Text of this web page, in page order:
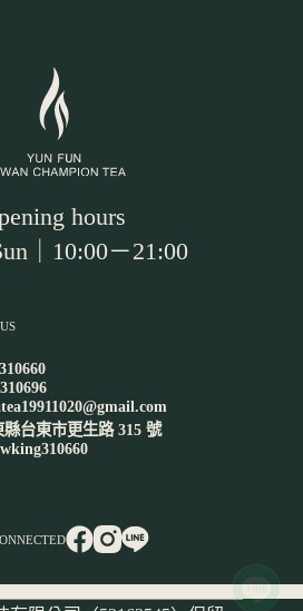
hours
｜10:00－21:00
縣台東市更生路 315 號